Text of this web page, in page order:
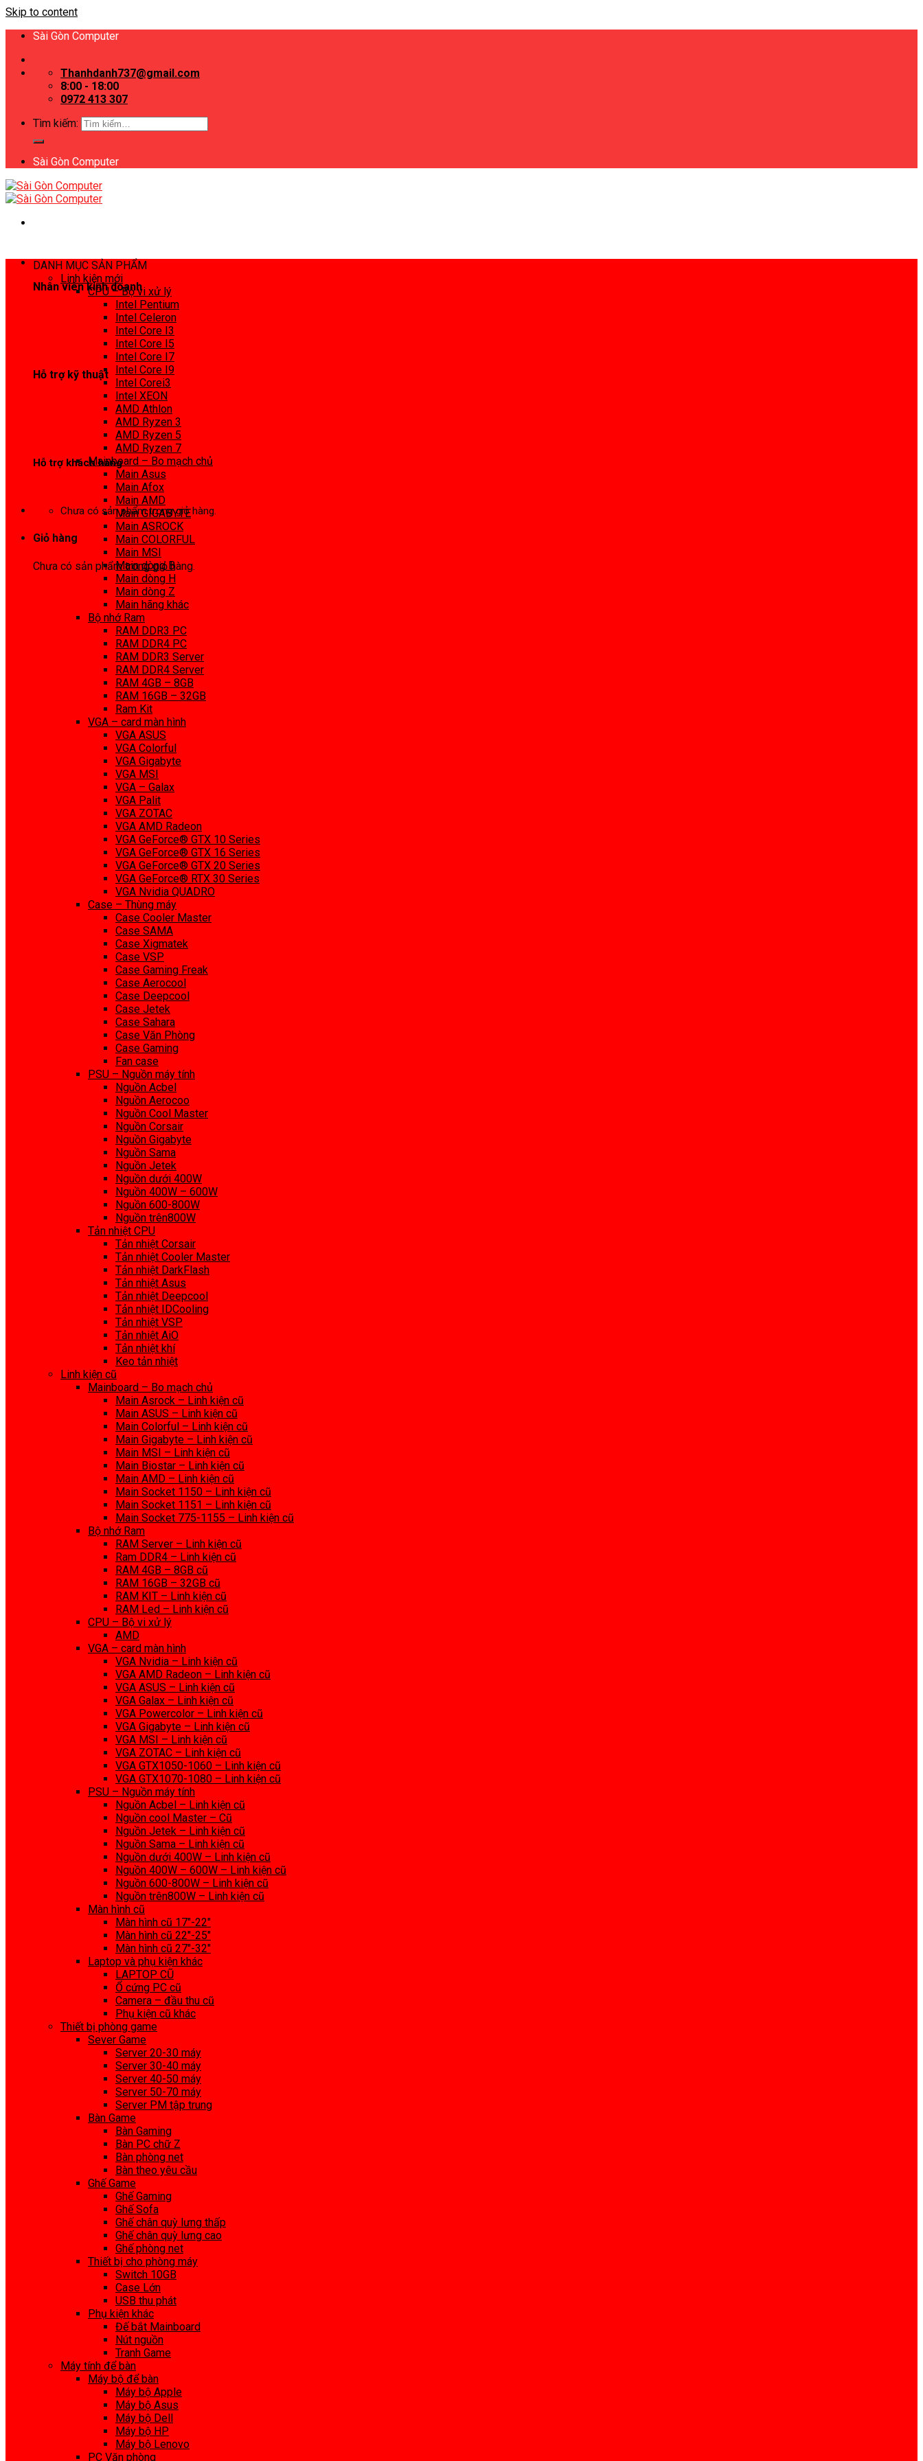
Skip to content
Sài Gòn Computer
Thanhdanh737@gmail.com
8:00 - 18:00
0972 413 307
Tìm kiếm:
Sài Gòn Computer
Nhân viên kinh doanh
Hỗ trợ kỹ thuật
Hỗ trợ khách hàng
Chưa có sản phẩm trong giỏ hàng.
Giỏ hàng
Chưa có sản phẩm trong giỏ hàng.
DANH MỤC SẢN PHẨM
Linh kiện mới
CPU – Bộ vi xử lý
Intel Pentium
Intel Celeron
Intel Core I3
Intel Core I5
Intel Core I7
Intel Core I9
Intel Corei3
Intel XEON
AMD Athlon
AMD Ryzen 3
AMD Ryzen 5
AMD Ryzen 7
Mainboard – Bo mạch chủ
Main Asus
Main Afox
Main AMD
Main GIGABYTE
Main ASROCK
Main COLORFUL
Main MSI
Main dòng B
Main dòng H
Main dòng Z
Main hãng khác
Bộ nhớ Ram
RAM DDR3 PC
RAM DDR4 PC
RAM DDR3 Server
RAM DDR4 Server
RAM 4GB – 8GB
RAM 16GB – 32GB
Ram Kit
VGA – card màn hình
VGA ASUS
VGA Colorful
VGA Gigabyte
VGA MSI
VGA – Galax
VGA Palit
VGA ZOTAC
VGA AMD Radeon
VGA GeForce® GTX 10 Series
VGA GeForce® GTX 16 Series
VGA GeForce® GTX 20 Series
VGA GeForce® RTX 30 Series
VGA Nvidia QUADRO
Case – Thùng máy
Case Cooler Master
Case SAMA
Case Xigmatek
Case VSP
Case Gaming Freak
Case Aerocool
Case Deepcool
Case Jetek
Case Sahara
Case Văn Phòng
Case Gaming
Fan case
PSU – Nguồn máy tính
Nguồn Acbel
Nguồn Aerocoo
Nguồn Cool Master
Nguồn Corsair
Nguồn Gigabyte
Nguồn Sama
Nguồn Jetek
Nguồn dưới 400W
Nguồn 400W – 600W
Nguồn 600-800W
Nguồn trên800W
Tản nhiệt CPU
Tản nhiệt Corsair
Tản nhiệt Cooler Master
Tản nhiệt DarkFlash
Tản nhiệt Asus
Tản nhiệt Deepcool
Tản nhiệt IDCooling
Tản nhiệt VSP
Tản nhiệt AiO
Tản nhiệt khí
Keo tản nhiệt
Linh kiện cũ
Mainboard – Bo mạch chủ
Main Asrock – Linh kiện cũ
Main ASUS – Linh kiện cũ
Main Colorful – Linh kiện cũ
Main Gigabyte – Linh kiện cũ
Main MSI – Linh kiện cũ
Main Biostar – Linh kiện cũ
Main AMD – Linh kiện cũ
Main Socket 1150 – Linh kiện cũ
Main Socket 1151 – Linh kiện cũ
Main Socket 775-1155 – Linh kiện cũ
Bộ nhớ Ram
RAM Server – Linh kiện cũ
Ram DDR4 – Linh kiện cũ
RAM 4GB – 8GB cũ
RAM 16GB – 32GB cũ
RAM KIT – Linh kiện cũ
RAM Led – Linh kiện cũ
CPU – Bộ vi xử lý
AMD
VGA – card màn hình
VGA Nvidia – Linh kiện cũ
VGA AMD Radeon – Linh kiện cũ
VGA ASUS – Linh kiện cũ
VGA Galax – Linh kiện cũ
VGA Powercolor – Linh kiện cũ
VGA Gigabyte – Linh kiện cũ
VGA MSI – Linh kiện cũ
VGA ZOTAC – Linh kiện cũ
VGA GTX1050-1060 – Linh kiện cũ
VGA GTX1070-1080 – Linh kiện cũ
PSU – Nguồn máy tính
Nguồn Acbel – Linh kiện cũ
Nguồn cool Master – Cũ
Nguồn Jetek – Linh kiện cũ
Nguồn Sama – Linh kiện cũ
Nguồn dưới 400W – Linh kiện cũ
Nguồn 400W – 600W – Linh kiện cũ
Nguồn 600-800W – Linh kiện cũ
Nguồn trên800W – Linh kiện cũ
Màn hình cũ
Màn hình cũ 17″-22″
Màn hình cũ 22″-25″
Màn hình cũ 27″-32″
Laptop và phụ kiện khác
LAPTOP CŨ
Ổ cứng PC cũ
Camera – đầu thu cũ
Phụ kiện cũ khác
Thiết bị phòng game
Sever Game
Server 20-30 máy
Server 30-40 máy
Server 40-50 máy
Server 50-70 máy
Server PM tập trung
Bàn Game
Bàn Gaming
Bàn PC chữ Z
Bàn phòng net
Bàn theo yêu cầu
Ghế Game
Ghế Gaming
Ghế Sofa
Ghế chân quỳ lưng thấp
Ghế chân quỳ lưng cao
Ghế phòng net
Thiết bị cho phòng máy
Switch 10GB
Case Lớn
USB thu phát
Phụ kiện khác
Đế bắt Mainboard
Nút nguồn
Tranh Game
Máy tính để bàn
Máy bộ để bàn
Máy bộ Apple
Máy bộ Asus
Máy bộ Dell
Máy bộ HP
Máy bộ Lenovo
PC Văn phòng